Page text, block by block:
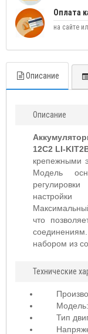
Оплата
на сайте
Описание
Описание
12C2 LI-
крепежными
Модель
что
набором из
Технические
Тип